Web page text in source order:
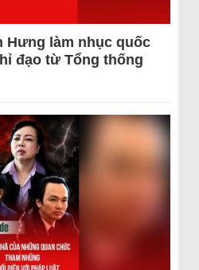
Hưng làm nhục quốc
đạo từ Tổng thống